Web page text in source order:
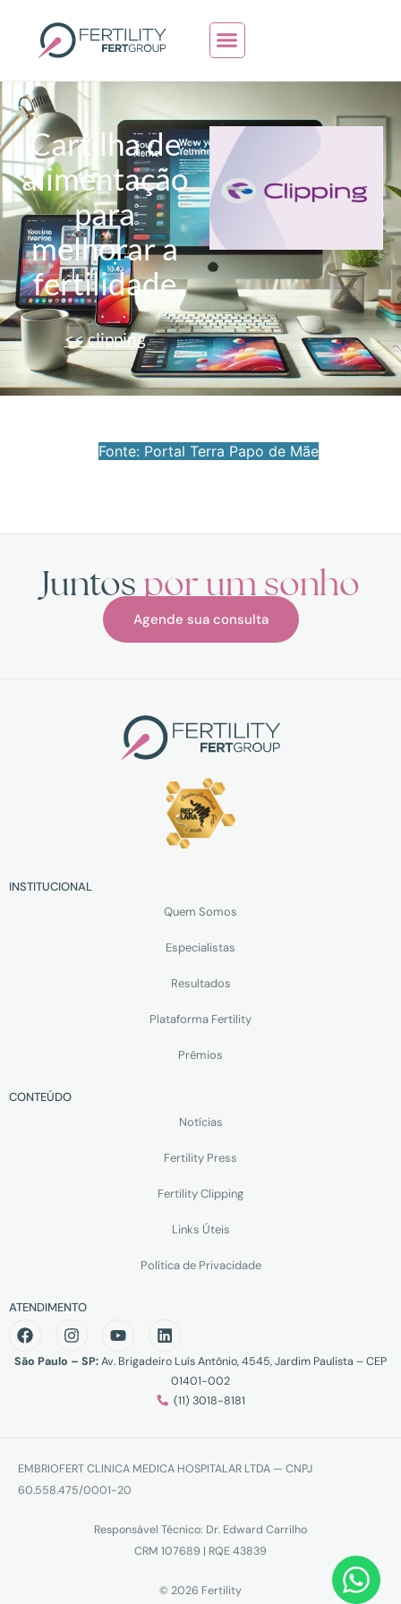
Cartilha de
alimentação
para
melhorar a
fertilidade
<< clipping
Fonte: Portal Terra Papo de Mãe
Juntos por um sonho
Agende sua consulta
INSTITUCIONAL
Quem Somos
Especialistas
Resultados
Plataforma Fertility
Prêmios
CONTEÚDO
Notícias
Fertility Press
Fertility Clipping
Links Úteis
Política de Privacidade
ATENDIMENTO
São Paulo – SP:Av. Brigadeiro Luís Antônio, 4545, Jardim Paulista – CEP
01401-002
(11) 3018-8181
EMBRIOFERT CLINICA MEDICA HOSPITALAR LTDA — CNPJ
60.558.475/0001-20
Responsável Técnico: Dr. Edward Carrilho
CRM 107689 | RQE 43839
© 2026 Fertility